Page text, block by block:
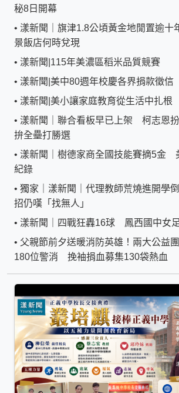
秘8日開幕
• 漾新聞｜旗津1.8公頃黃金地閒置逾
景飯店何時兌現
• 漾新聞|115年美濃區稻米品質競賽
• 漾新聞|美中80週年校慶各界捐款徵信
• 漾新聞|美小讓家庭教育從生活中扎根
• 漾新聞｜聯合看板早已上架 柯志恩
拚全壘打勝選
• 漾新聞｜樹德家商全國技能賽摘5金
紀錄
• 獨家｜漾新聞｜代理教師荒燒進開學
招仍嘆「找無人」
• 漾新聞｜四戰狂轟16球 鳳西國中女
• 父親節前夕送暖消防英雄！兩大公益
180位警消 挽袖捐血募集130袋熱血